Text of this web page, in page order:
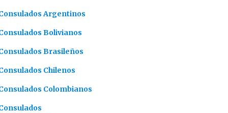
Argentinos
Bolivianos
Brasileños
Chilenos
Colombianos